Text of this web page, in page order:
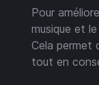
Pour
musique et
Cela permet
tout en